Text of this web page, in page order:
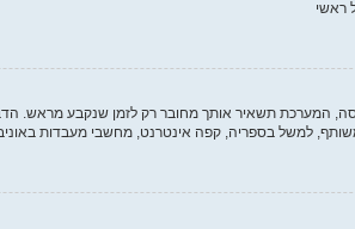
ראשי
המערכת תשאיר אותך מחובר רק לזמן שנקבע מראש.
למשל בספריה, קפה אינטרנט, מחשבי מעבדות